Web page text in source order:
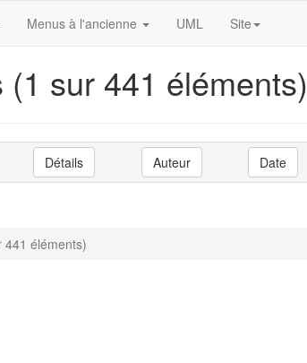
Menus à l'ancienne UML Site
sur 441 éléments)
Détails Auteur Date
441 éléments)